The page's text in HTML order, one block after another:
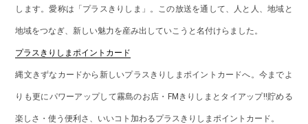
します。愛称は「プラスきりしま」。この放送を通して、人と人、地域と
地域をつなぎ、新しい魅力を産み出していこうと名付けらました。
プラスきりしまポイントカード
縄文きずなカードから新しいプラスきりしまポイントカードへ。今までよ
りも更にパワーアップして霧島のお店・FMきりしまとタイアップ!!貯める
楽しさ・使う便利さ、いいコト加わるプラスきりしまポイントカード。